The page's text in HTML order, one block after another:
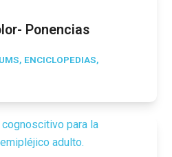
Ponencias
ENCICLOPEDIAS,